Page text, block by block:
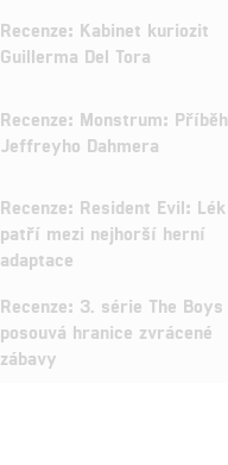
Recenze: Kabinet kuriozit
Guillerma Del Tora
Recenze: Monstrum: Příběh
Jeffreyho Dahmera
Recenze: Resident Evil: Lék
patří mezi nejhorší herní
adaptace
Recenze: 3. série The Boys
posouvá hranice zvrácené
zábavy